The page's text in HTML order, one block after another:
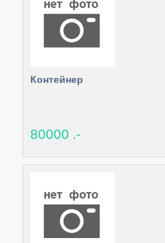
Контейнер
80000 .-